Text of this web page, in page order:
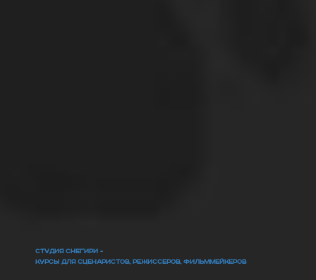
СТУДИЯ СНЕГИРИ -
КУРСЫ ДЛЯ СЦЕНАРИСТОВ, РЕЖИССЕРОВ, ФИЛЬММЕЙКЕРОВ